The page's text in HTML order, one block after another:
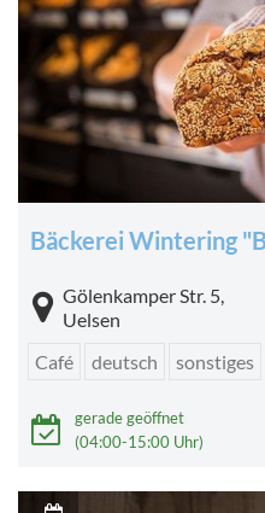
Bäckerei Wintering
Gölenkamper Str. 5,
Uelsen
Café
deutsch sonstiges
gerade geöffnet
(04:00-15:00 Uhr)